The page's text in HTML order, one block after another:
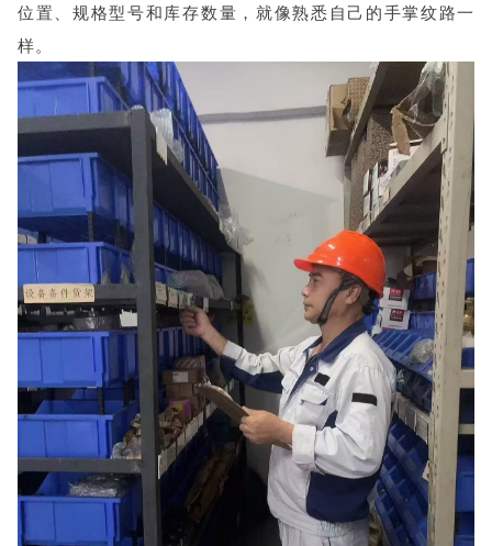
位置、规格型号和库存数量，就像熟悉自己的手掌纹路一
样。